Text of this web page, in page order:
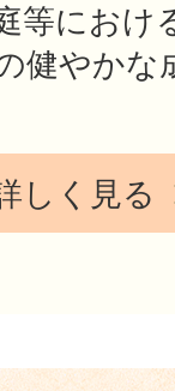
等におけ
健やかな
しく見る